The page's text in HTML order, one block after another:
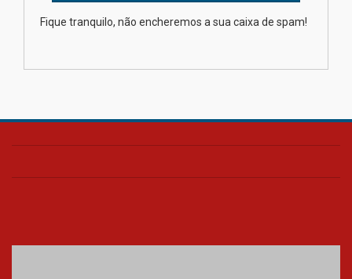
Transformadora reúne
Fique tranquilo, não encheremos a sua caixa de spam!